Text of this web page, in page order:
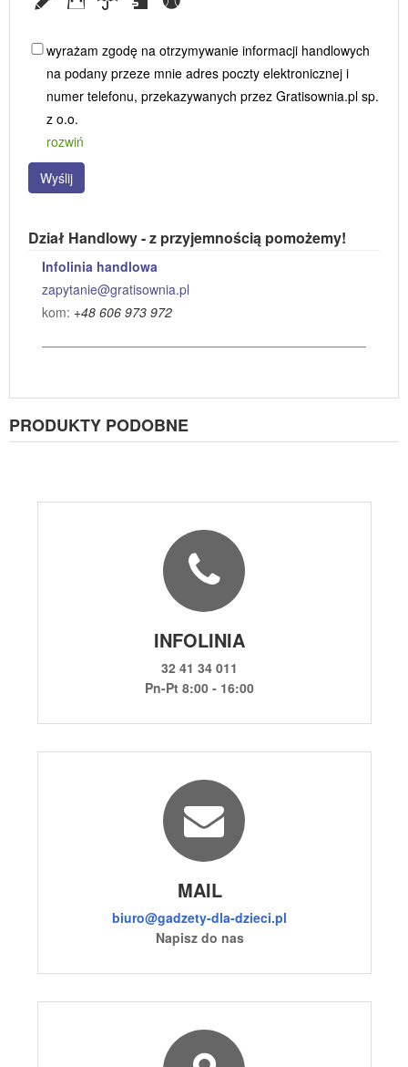
wyrażam zgodę na otrzymywanie informacji handlowych
na podany przeze mnie adres poczty elektronicznej i
numer telefonu, przekazywanych przez Gratisownia.pl sp.
z o.o.
rozwiń
Wyślij
Dział Handlowy - z przyjemnością pomożemy!
Infolinia handlowa
zapytanie@gratisownia.pl
kom: +48 606 973 972
PRODUKTY PODOBNE
INFOLINIA
32 41 34 011
Pn-Pt 8:00 - 16:00
MAIL
biuro@gadzety-dla-dzieci.pl
Napisz do nas